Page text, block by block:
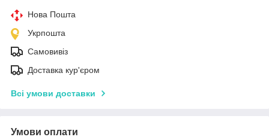
Нова Пошта
Укрпошта
Самовивіз
Доставка кур'єром
Всі умови доставки
Умови оплати